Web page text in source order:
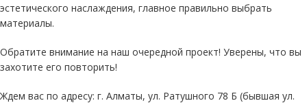
эстетического наслаждения, главное правильно выбрать
материалы.
Обратите внимание на наш очередной проект! Уверены, что вы
захотите его повторить!
Ждем вас по адресу: г. Алматы, ул. Ратушного 78 Б (бывшая ул.